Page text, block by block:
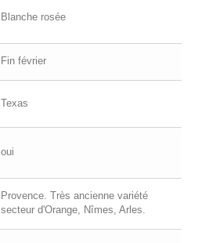
Blanche rosée
Fin février
Texas
oui
Provence. Très ancienne variété
secteur d'Orange, Nîmes, Arles.